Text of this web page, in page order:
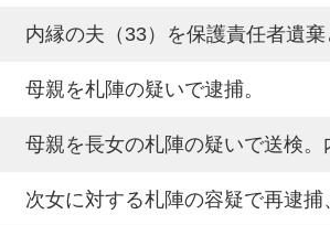
内縁の夫（33）を保護責任者遺棄
母親を札陣の疑いで逮捕。
母親を長女の札陣の疑いで送検。
次女に対する札陣の容疑で再逮